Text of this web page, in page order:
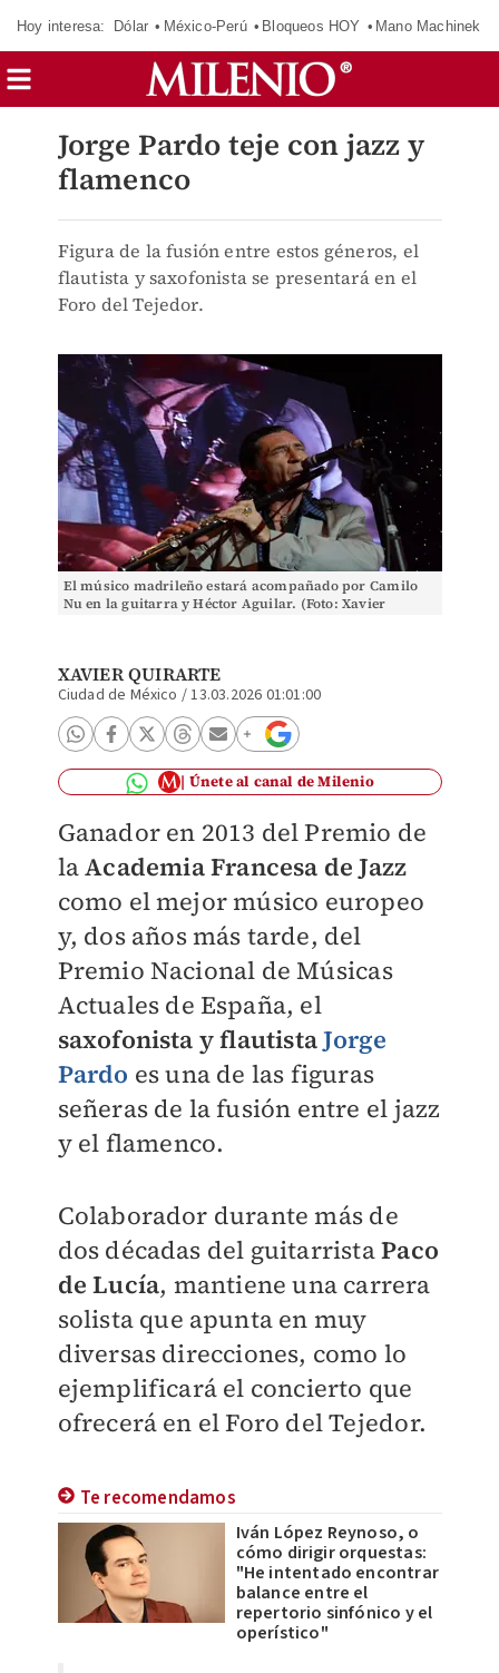
Hoy interesa: Dólar México-Perú Bloqueos HOY Mano Machinek
Jorge Pardo teje con jazz y
flamenco
Figura de la fusión entre estos géneros, el
flautista y saxofonista se presentará en el
Foro del Tejedor.
El músico madrileño estará acompañado por Camilo
Nu en la guitarra y Héctor Aguilar. (Foto: Xavier
XAVIER QUIRARTE
Ciudad de México /13.03.2026 01:01:00
Únete al canal de Milenio
Ganador en 2013 del Premio de
laAcademia Francesa de Jazz
como el mejor músico europeo
y, dos años más tarde, del
Premio Nacional de Músicas
Actuales de España, el
saxofonista y flautistaJorge
Pardo es una de las figuras
señeras de la fusión entre el jazz
y el flamenco.
Colaborador durante más de
dos décadas del guitarristaPaco
de Lucía, mantiene una carrera
solista que apunta en muy
diversas direcciones, como lo
ejemplificará el concierto que
ofrecerá en el Foro del Tejedor.
Te recomendamos
Iván López Reynoso, o
cómo dirigir orquestas:
"He intentado encontrar
balance entre el
repertorio sinfónico y el
operístico"